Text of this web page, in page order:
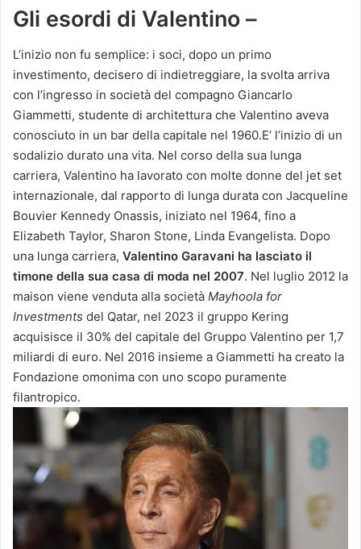
Gli esordi di Valentino –
L’inizio non fu semplice: i soci, dopo un primo
investimento, decisero di indietreggiare, la svolta arriva
con l’ingresso in società del compagno Giancarlo
Giammetti, studente di architettura che Valentino aveva
conosciuto in un bar della capitale nel 1960.E’ l’inizio di un
sodalizio durato una vita. Nel corso della sua lunga
carriera, Valentino ha lavorato con molte donne del jet set
internazionale, dal rapporto di lunga durata con Jacqueline
Bouvier Kennedy Onassis, iniziato nel 1964, fino a
Elizabeth Taylor, Sharon Stone, Linda Evangelista. Dopo
una lunga carriera, Valentino Garavani ha lasciato il
timone della sua casa di moda nel 2007. Nel luglio 2012 la
maison viene venduta alla società Mayhoola for
Investments del Qatar, nel 2023 il gruppo Kering
acquisisce il 30% del capitale del Gruppo Valentino per 1,7
miliardi di euro. Nel 2016 insieme a Giammetti ha creato la
Fondazione omonima con uno scopo puramente
filantropico.